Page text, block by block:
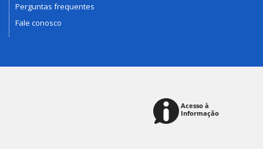
Perguntas frequentes
Fale conosco